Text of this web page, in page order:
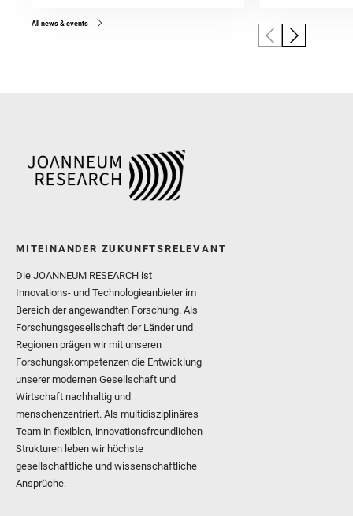
All news & events
MITEINANDER ZUKUNFTSRELEVANT
Die JOANNEUM RESEARCH ist
Innovations- und Technologieanbieter im
Bereich der angewandten Forschung. Als
Forschungsgesellschaft der Länder und
Regionen prägen wir mit unseren
Forschungskompetenzen die Entwicklung
unserer modernen Gesellschaft und
Wirtschaft nachhaltig und
menschenzentriert. Als multidisziplinäres
Team in flexiblen, innovationsfreundlichen
Strukturen leben wir höchste
gesellschaftliche und wissenschaftliche
Ansprüche.